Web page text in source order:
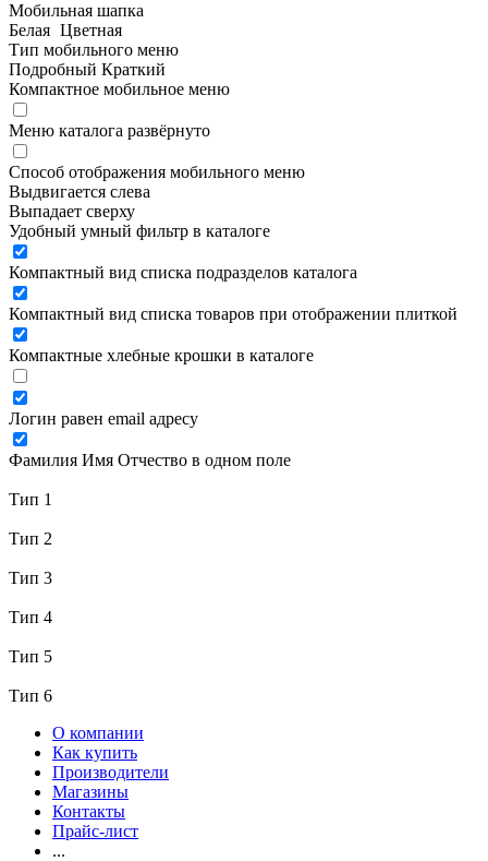
Мобильная шапка
Белая Цветная
Тип мобильного меню
Подробный Краткий
Компактное мобильное меню
Меню каталога развёрнуто
Способ отображения мобильного меню
Выдвигается слева
Выпадает сверху
Удобный умный фильтр в каталоге
Компактный вид списка подразделов каталога
Компактный вид списка товаров при отображении плиткой
Компактные хлебные крошки в каталоге
Логин равен email адресу
Фамилия Имя Отчество в одном поле
Тип 1
Тип 2
Тип 3
Тип 4
Тип 5
Тип 6
О компании
Как купить
Производители
Магазины
Контакты
Прайс-лист
...